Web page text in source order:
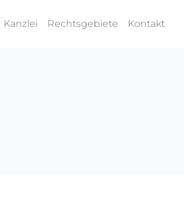
Kanzlei Rechtsgebiete Kontakt